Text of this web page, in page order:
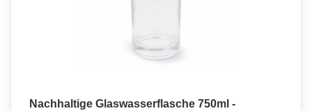
Nachhaltige Glaswasserflasche 750ml -